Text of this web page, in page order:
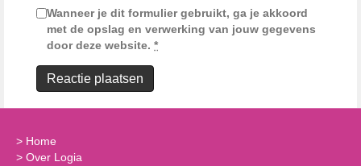
Wanneer je dit formulier gebruikt, ga je akkoord
met de opslag en verwerking van jouw gegevens
door deze website. *
> Home
> Over Logia